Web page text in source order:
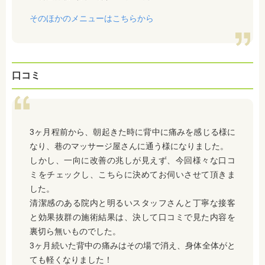
そのほかのメニューはこちらから
口コミ
3ヶ月程前から、朝起きた時に背中に痛みを感じる様に
なり、巷のマッサージ屋さんに通う様になりました。
しかし、一向に改善の兆しが見えず、今回様々な口コ
ミをチェックし、こちらに決めてお伺いさせて頂きま
した。
清潔感のある院内と明るいスタッフさんと丁寧な接客
と効果抜群の施術結果は、決して口コミで見た内容を
裏切ら無いものでした。
3ヶ月続いた背中の痛みはその場で消え、身体全体がと
ても軽くなりました！